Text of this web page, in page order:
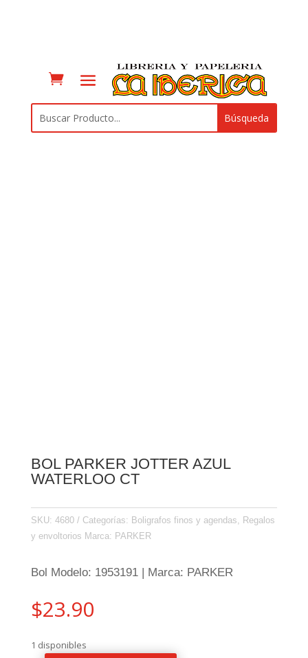
BOL PARKER JOTTER AZUL
WATERLOO CT
SKU: 4680 Categorías: Boligrafos finos y agendas
Regalos
y envoltorios Marca: PARKER
Bol Modelo: 1953191 | Marca: PARKER
$23.90
1 disponibles